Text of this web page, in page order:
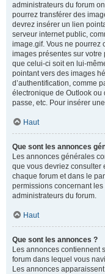
administrateurs du forum
pourrez transférer des
devrez insérer un lien
serveur internet public,
image.gif. Vous ne pourrez
images présentes sur
que celui-ci soit en lui-
pointant vers des images
d’authentification, comme
électronique de Outlook ou
passe, etc. Pour insérer
Haut
Que sont les annonces
Les annonces générales
que vous devriez consulter
chaque forum et dans le
permissions concernant
administrateurs du forum.
Haut
Que sont les annonces ?
Les annonces contiennent
forum dans lequel vous
Les annonces